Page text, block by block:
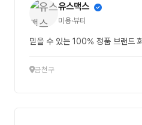
유스맥스
미용·뷰티
믿을 수 있는 100% 정품 브랜드
금천구